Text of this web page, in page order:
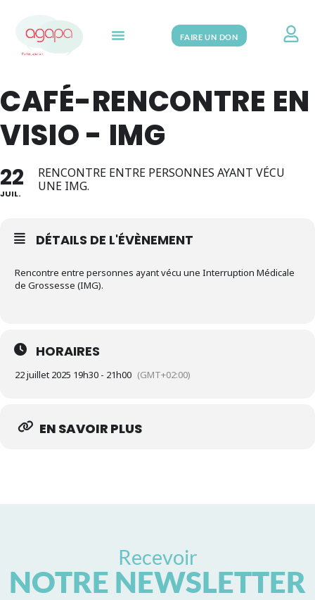
FAIRE UN DON
CAFÉ-RENCONTRE EN
VISIO - IMG
22
JUIL.
RENCONTRE ENTRE PERSONNES AYANT VÉCU
UNE IMG.
DÉTAILS DE L'ÉVÈNEMENT
Rencontre entre personnes ayant vécu une Interruption Médicale
de Grossesse (IMG).
HORAIRES
22 juillet 2025 19h30 - 21h00 (GMT+02:00)
EN SAVOIR PLUS
Recevoir
NOTRE NEWSLETTER